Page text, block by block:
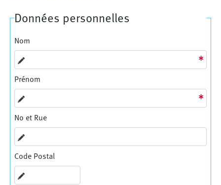
Données personnelles
Nom
Prénom
No et Rue
Code Postal